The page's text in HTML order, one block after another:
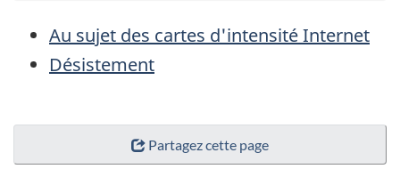
Au sujet des cartes d'intensité Internet
Désistement
"Détails
Partagez cette page